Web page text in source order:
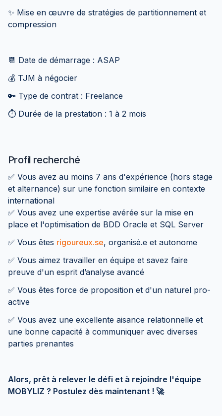
✨ Mise en œuvre de stratégies de partitionnement et
compression
📆 Date de démarrage : ASAP
💰 TJM à négocier
🔑 Type de contrat : Freelance
⏱️ Durée de la prestation : 1 à 2 mois
Profil recherché
✅ Vous avez au moins 7 ans d'expérience (hors stage
et alternance) sur une fonction similaire en contexte
international
✅ Vous avez une expertise avérée sur la mise en
place et l'optimisation de BDD Oracle et SQL Server
✅ Vous êtes rigoureux.se, organisé.e et autonome
✅ Vous aimez travailler en équipe et savez faire
preuve d'un esprit d’analyse avancé
✅ Vous êtes force de proposition et d'un naturel pro-
active
✅ Vous avez une excellente aisance relationnelle et
une bonne capacité à communiquer avec diverses
parties prenantes
Alors, prêt à relever le défi et à rejoindre l'équipe
MOBYLIZ ? Postulez dès maintenant ! 🚀